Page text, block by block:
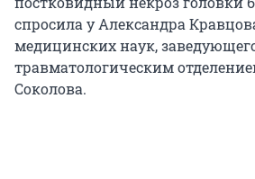
спросила у Александра
медицинских наук,
травматологическим
Соколова.